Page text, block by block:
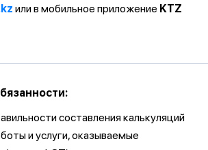
или в мобильное приложение KTZ
составления калькуляций
и услуги, оказываемые